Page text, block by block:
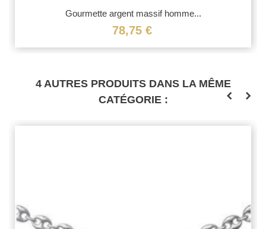
Gourmette argent massif homme...
78,75 €
4 AUTRES PRODUITS DANS LA MÊME
CATÉGORIE :